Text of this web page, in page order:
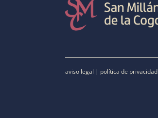
aviso legal | política de privacidad